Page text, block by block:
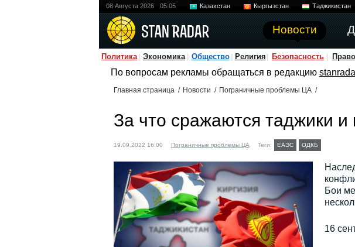
08 Августа 2026 05:05 Казахстан Кыргызстан Таджикистан
Новости
Политика Экономика Общество Религия Безопасность
По вопросам рекламы обращаться в редакцию
Главная страница / Новости / Пограничные проблемы ЦА /
За что сражаются таджики и
19.09.2022 16:00 Пограничные проблемы ЦА Теги: ЕАЭС ОДКБ
Бои
16